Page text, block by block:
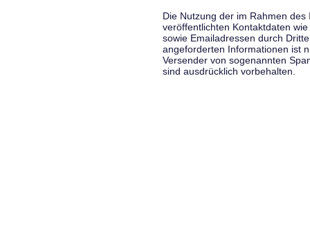
Die Nutzung der im Rahmen
veröffentlichten Kontaktdaten
sowie Emailadressen durch
angeforderten Informationen ist
Versender von sogenannten
sind ausdrücklich vorbehalten.